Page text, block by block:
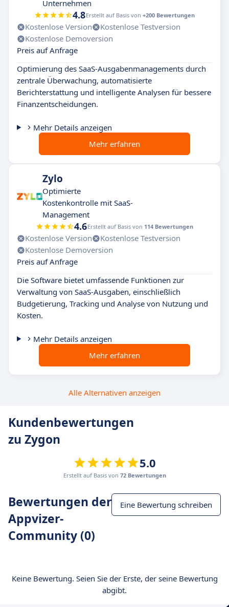
Unternehmen
4.8Erstellt auf Basis von +200 Bewertungen
Kostenlose Version
Kostenlose Testversion
Kostenlose Demoversion
Preis auf Anfrage
Optimierung des SaaS-Ausgabenmanagements durch
zentrale Überwachung, automatisierte
Berichterstattung und intelligente Analysen für bessere
Finanzentscheidungen.
Mehr Details anzeigen
Mehr erfahren
Zylo
Optimierte
Kostenkontrolle mit SaaS-
Management
4.6Erstellt auf Basis von 114 Bewertungen
Kostenlose Version
Kostenlose Testversion
Kostenlose Demoversion
Preis auf Anfrage
Die Software bietet umfassende Funktionen zur
Verwaltung von SaaS-Ausgaben, einschließlich
Budgetierung, Tracking und Analyse von Nutzung und
Kosten.
Mehr Details anzeigen
Mehr erfahren
Alle Alternativen anzeigen
Kundenbewertungen
zu Zygon
5.0
Erstellt auf Basis von 72 Bewertungen
Bewertungen der
Appvizer-
Community (0)
Eine Bewertung schreiben
Keine Bewertung. Seien Sie der Erste, der seine Bewertung
abgibt.